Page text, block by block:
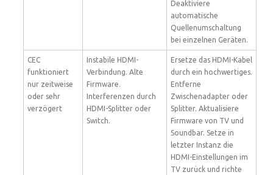
Deaktiviere
automatische
Quellenumschaltung
bei einzelnen Geräten.
CEC
funktioniert
nur zeitweise
oder sehr
verzögert
Instabile HDMI-
Verbindung. Alte
Firmware.
Interferenzen durch
HDMI-Splitter oder
Switch.
Ersetze das HDMI-Kabel
durch ein hochwertiges.
Entferne
Zwischenadapter oder
Splitter. Aktualisiere
Firmware von TV und
Soundbar. Setze in
letzter Instanz die
HDMI-Einstellungen im
TV zurück und richte